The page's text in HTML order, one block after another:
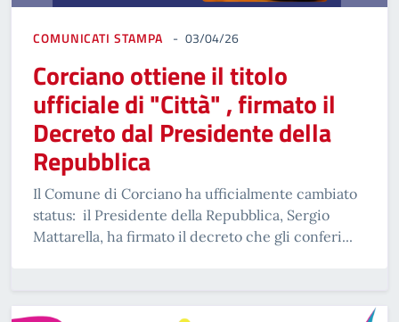
COMUNICATI STAMPA 03/04/26
Corciano ottiene il titolo
ufficiale di "Città" , firmato il
Decreto dal Presidente della
Repubblica
Il Comune di Corciano ha ufficialmente cambiato
status: il Presidente della Repubblica, Sergio
Mattarella, ha firmato il decreto che gli conferi...